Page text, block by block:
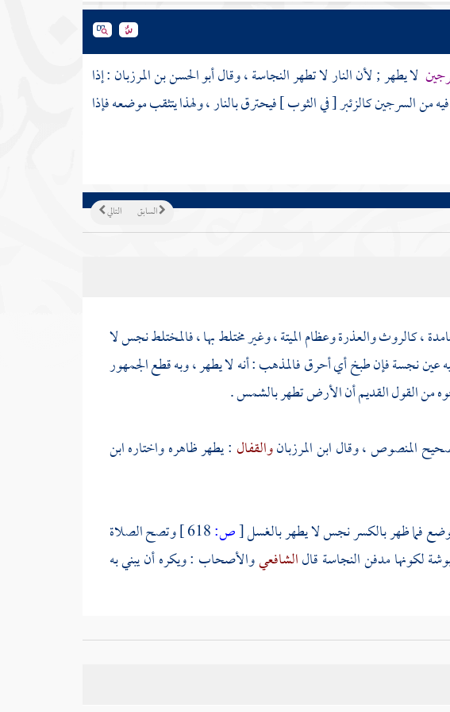
لا يطهر ; لأن النار لا تطهر النجاسة ، وقالأبو الحسن بن المرزبان: إذا
السرجين كالزئبر [ في الثوب ] فيحترق بالنار ، ولهذا يتثقب موضعه فإذا
التالي السابق
، كالروث والعذرة وعظام الميتة ، وغير مختلط بها ، فالمختلط نجس لا
عين نجسة فإن طبخ أي أحرق فالمذهب : أنه لا يطهر ، وبه قطع الجمهور
من القول القديم أن الأرض تطهر بالشمس .
المنصوص ، وقالابن المرزبانوالقفال : يطهر ظاهره واختارهابن
فما ظهر بالكسر نجس لا يطهر بالغسل[ص:
وتصح الصلاة
لكونها مدفن النجاسة قالالشافعيوالأصحاب : ويكره أن يبني به
فإن فرش به وصلى عليه لم تصح صلاته فإن بسط عليه شيئا صحت مع
فيها نجاسة وسد رأسها بنحاس الصحيح أنه لا تصح صلاته .